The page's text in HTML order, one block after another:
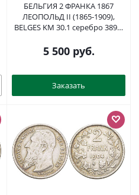
БЕЛЬГИЯ 2 ФРАНКА 1867
ЛЕОПОЛЬД II (1865-1909),
BELGES KM 30.1 серебро 3896-
5 500руб.
Заказать